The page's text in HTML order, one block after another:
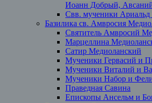
Иоанн Добрый,
Свв. мученики Ариальд
Базилика св. Амвросия
Святитель Амвросий
Марцеллина
Сатир Медиоланский
Мученики Гервасий и
Мученики Виталий и
Мученики Набор и
Праведная Савина
Епископы Ансельм и